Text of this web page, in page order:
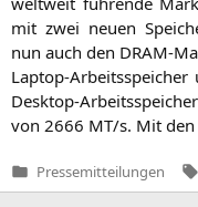
mit zwei neu­en
nun auch den DRAM-
Lap­­top-
Des­k­­top-
von 2666 MT/s. Mit
Veröffentlicht
in
Pressemitteilungen